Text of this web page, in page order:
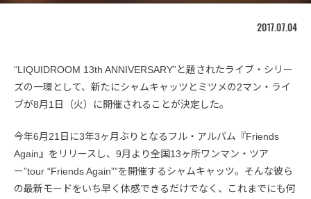
2017.07.04
“LIQUIDROOM 13th ANNIVERSARY”と題されたライブ・シリー
ズの一環として、新たにシャムキャッツとミツメの2マン・ライ
ブが8月1日（火）に開催されることが決定した。
今年6月21日に3年3ヶ月ぶりとなるフル・アルバム『Friends
Again』をリリースし、9月より全国13ヶ所ワンマン・ツア
ー”tour “Friends Again””を開催するシャムキャッツ。そんな彼ら
の最新モードをいち早く体感できるだけでなく、これまでにも何